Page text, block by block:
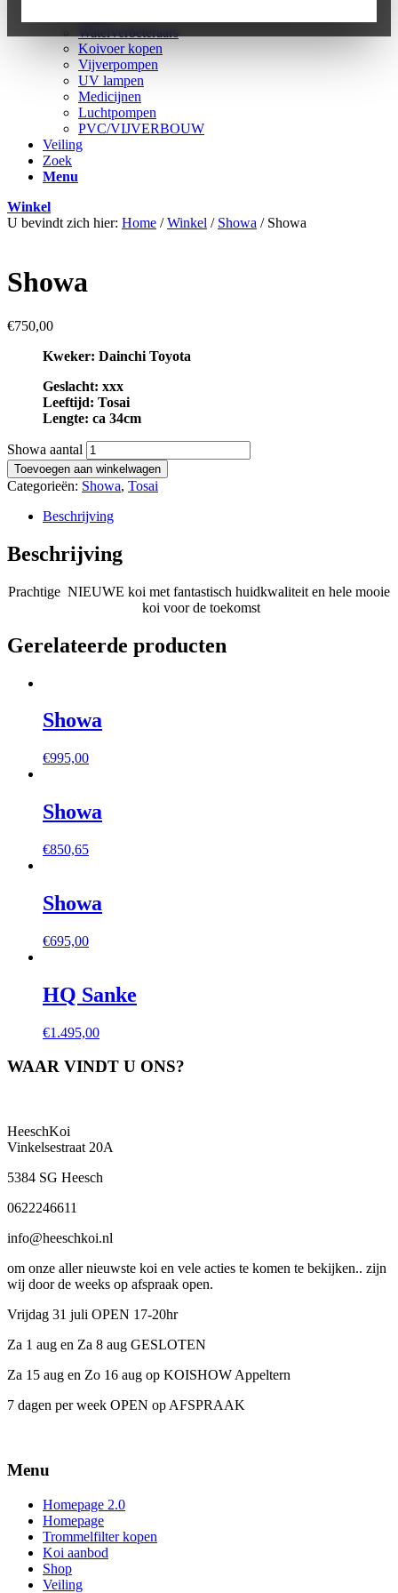
Waterverbeteraars
Koivoer kopen
Vijverpompen
UV lampen
Medicijnen
Luchtpompen
PVC/VIJVERBOUW
Veiling
Zoek
Menu
Winkel
U bevindt zich hier: Home / Winkel / Showa / Showa
Showa
€750,00
Kweker: Dainchi Toyota
Geslacht: xxx
Leeftijd: Tosai
Lengte: ca 34cm
Showa aantal
Toevoegen aan winkelwagen
Categorieën: Showa, Tosai
Beschrijving
Beschrijving
Prachtige NIEUWE koi met fantastisch huidkwaliteit en hele mooie
koi voor de toekomst
Gerelateerde producten
Showa
€995,00
Showa
€850,65
Showa
€695,00
HQ Sanke
€1.495,00
WAAR VINDT U ONS?
HeeschKoi
Vinkelsestraat 20A
5384 SG Heesch
0622246611
info@heeschkoi.nl
om onze aller nieuwste koi en vele acties te komen te bekijken.. zijn
wij door de weeks op afspraak open.
Vrijdag 31 juli OPEN 17-20hr
Za 1 aug en Za 8 aug GESLOTEN
Za 15 aug en Zo 16 aug op KOISHOW Appeltern
7 dagen per week OPEN op AFSPRAAK
Menu
Homepage 2.0
Homepage
Trommelfilter kopen
Koi aanbod
Shop
Veiling